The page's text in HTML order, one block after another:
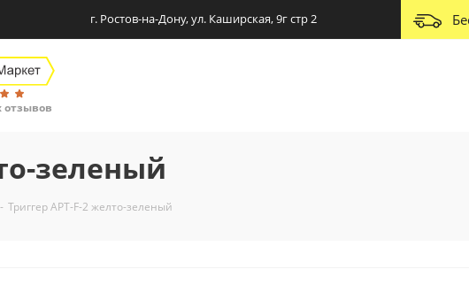
г. Ростов-на-Дону, ул. Каширская, 9г стр 2
отзывов
зеленый
- Триггер APT-F-2 желто-зеленый